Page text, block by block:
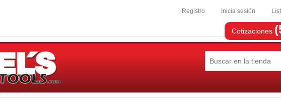
Registro Inicia sesión
Cotizaciones